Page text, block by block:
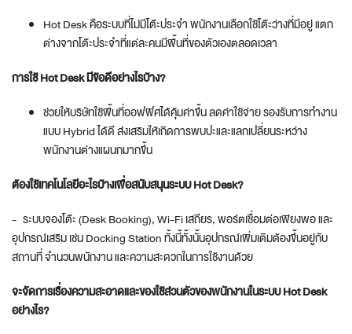
Hot Desk คือระบบที่ไม่มีโต๊ะประจำ พนักงานเลือกใช้โต๊ะว่างที่มีอยู่ แตก
ต่างจากโต๊ะประจำที่แต่ละคนมีพื้นที่ของตัวเองตลอดเวลา
การใช้ Hot Desk มีข้อดีอย่างไรบ้าง?
ช่วยให้บริษัทใช้พื้นที่ออฟฟิศได้คุ้มค่าขึ้น ลดค่าใช้จ่าย รองรับการทำงาน
แบบ Hybrid ได้ดี ส่งเสริมให้เกิดการพบปะและแลกเปลี่ยนระหว่าง
พนักงานต่างแผนกมากขึ้น
ต้องใช้เทคโนโลยีอะไรบ้างเพื่อสนับสนุนระบบ Hot Desk?
- ระบบจองโต๊ะ (Desk Booking), Wi-Fi เสถียร, พอร์ตเชื่อมต่อเพียงพอ และ
อุปกรณ์เสริม เช่น Docking Station ทั้งนี้ทั้งนั้นอุปกรณ์เพิ่มเติมต้องขึ้นอยู่กับ
สถานที่ จำนวนพนักงาน และความสะดวกในการใช้งานด้วย
จะจัดการเรื่องความสะอาดและของใช้ส่วนตัวของพนักงานในระบบ Hot Desk
อย่างไร?